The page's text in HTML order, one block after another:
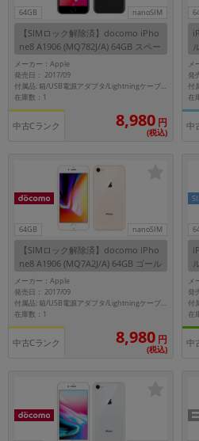
64GB nanoSIM
【SIMロック解除済】docomo iPho
ne8 A1906 (MQ782J/A) 64GB スペー
スグレイ
メーカー：Apple
発売日： 2017/09
付属品: 箱/USB電源アダプタ/Lightningケーブル/イヤホン(Lightningコネクタ)/SIMカードツール/マニュアル
在庫数：1
中古Cランク 8,980 円
(税込)
メ
発
付
在
中
64GB nanoSIM
【SIMロック解除済】docomo iPho
ne8 A1906 (MQ7A2J/A) 64GB ゴール
ド
メーカー：Apple
発売日： 2017/09
付属品: 箱/USB電源アダプタ/Lightningケーブル/イヤホン(Lightningコネクタ)/Lightning-イヤホンジャックアダプタ/SIMカードツール/マニュアル
在庫数：1
中古Cランク 8,980 円
(税込)
メ
発
付
在
中
商品ジャンルの絞り込み
「スマートフォン」「タブレット」など
シリーズ
商品シリーズ名・ブランド名の絞り込み。
「iPhone」「Xperia」「Galaxy」など
「Apple」「SONY」「SHARP」など
機能・特徴
商品の搭載機能による絞り込み
「5G対応」「防水」「ワンセグ」など
ドライブ
ドライブの絞り込み
ランク
商品状態の絞り込み
「新品」「未使用」「中古」など
OS
OSの絞り込み